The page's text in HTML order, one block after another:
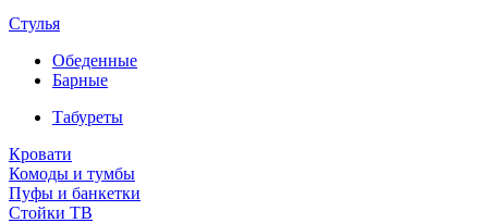
Стулья
Обеденные
Барные
Табуреты
Кровати
Комоды и тумбы
Пуфы и банкетки
Стойки ТВ